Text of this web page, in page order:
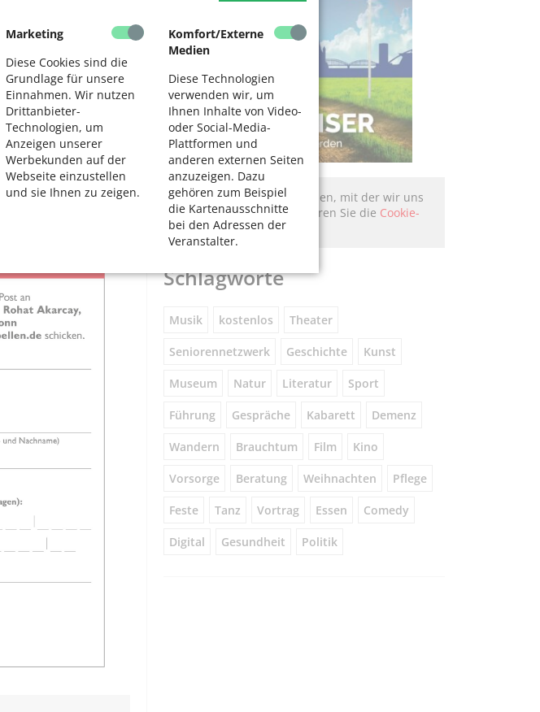
Marketing
Diese Cookies sind die
Grundlage für unsere
Einnahmen. Wir nutzen
Drittanbieter-
Technologien, um
Anzeigen unserer
Werbekunden auf der
Webseite einzustellen
und sie Ihnen zu zeigen.
Komfort/Externe
Medien
Diese Technologien
verwenden wir, um
Ihnen Inhalte von Video-
oder Social-Media-
Plattformen und
anderen externen Seiten
anzuzeigen. Dazu
gehören zum Beispiel
die Kartenausschnitte
bei den Adressen der
Veranstalter.
im Rhythmus der
werden. Damit
der Stadt Köln
damit Sie gut
Schneider-
Martina
(550 KB)
Hier könnte Werbung stehen, mit der wir uns
finanzieren. Bitte akzeptieren Sie die Cookie-
Meldung.
Schlagworte
Musik kostenlos Theater
Seniorennetzwerk Geschichte Kunst
Museum Natur Literatur Sport
Führung Gespräche Kabarett Demenz
Wandern Brauchtum Film Kino
Vorsorge Beratung Weihnachten Pflege
Feste Tanz Vortrag Essen Comedy
Digital Gesundheit Politik